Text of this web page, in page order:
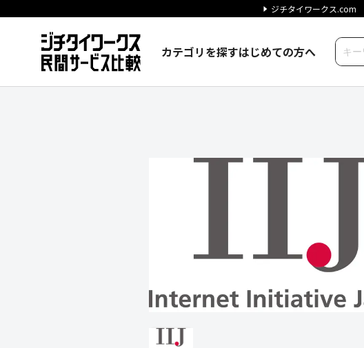
ジチタイワークス.com
カテゴリを探すはじめての方へ